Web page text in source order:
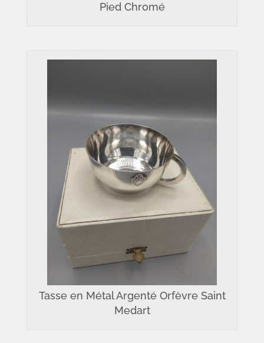
Pied Chromé
Tasse en Métal Argenté Orfèvre Saint
Medart